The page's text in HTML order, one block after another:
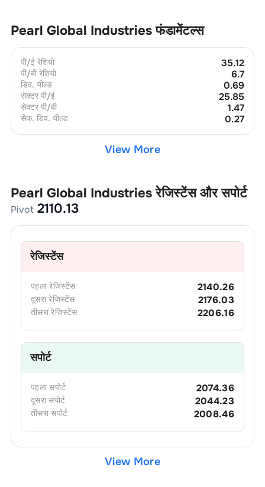
Pearl Global Industries फंडामेंटल्स
पी/ई रेशियो 35.12
पी/बी रेशियो 6.7
डिव. यील्ड 0.69
सेक्टर पी/ई 25.85
सेक्टर पी/बी 1.47
सेक. डिव. यील्ड 0.27
View More
Pearl Global Industries रेजिस्टेंस और सपोर्ट
Pivot 2110.13
रेजिस्टेंस
पहला रेजिस्टेंस 2140.26
दूसरा रेजिस्टेंस 2176.03
तीसरा रेजिस्टेंस 2206.16
सपोर्ट
पहला सपोर्ट 2074.36
दूसरा सपोर्ट 2044.23
तीसरा सपोर्ट 2008.46
View More